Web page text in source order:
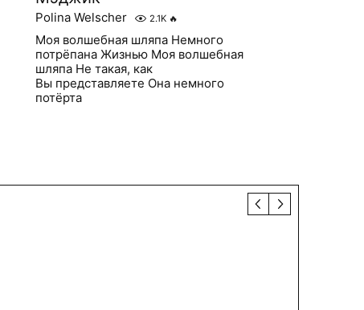
Polina Welscher 2.1K 🔥
Моя волшебная шляпа Немного
потрёпана Жизнью Моя волшебная
шляпа Не такая, как
Вы представляете Она немного
потёрта